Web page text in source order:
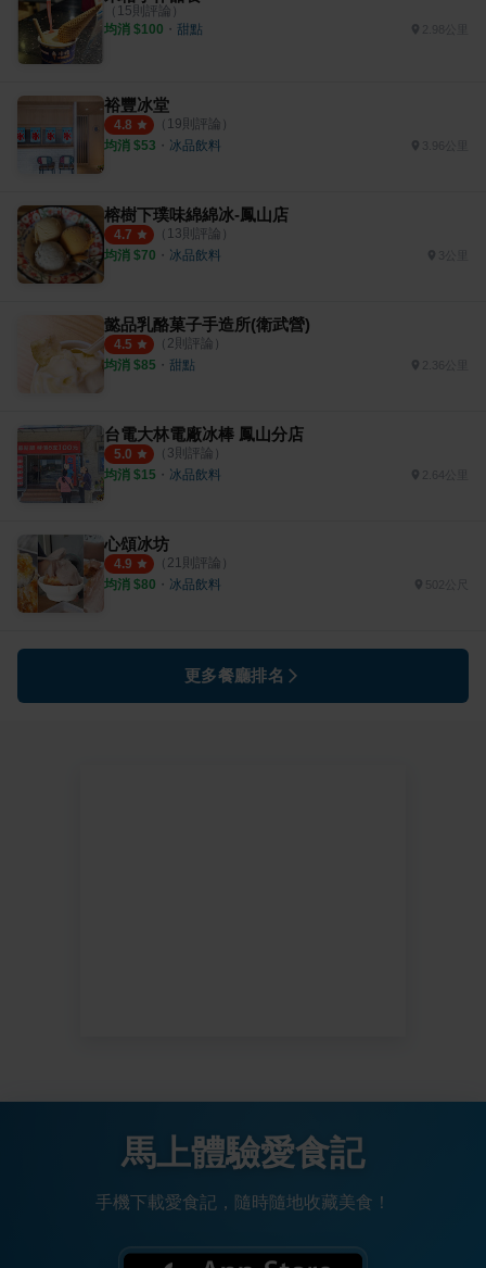
（ 15則評論）
均消 $100 ・ 甜點 2.98公里
裕豐冰堂
4.8 （ 19則評論）
均消 $53 ・ 冰品飲料 3.96公里
榕樹下璞味綿綿冰-鳳山店
4.7 （ 13則評論）
均消 $70 ・ 冰品飲料
懿品乳酪菓子手造所(衛武營)
4.5 （ 2則評論）
均消 $85 ・ 甜點 2.36公里
台電大林電廠冰棒 鳳山分店
5.0 （ 3則評論）
均消 $15 ・ 冰品飲料 2.64公里
心頌冰坊
4.9 （ 21則評論）
均消 $80 ・ 冰品飲料 502公尺
更多餐廳排名
馬上體驗愛食記
手機下載愛食記，隨時隨地收藏美食！